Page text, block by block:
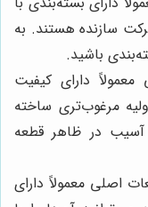
سازنده هستند. به
باشید.
دارای کیفیت
مرغوب‌تری ساخته
آسیب در ظاهر قطعه
اصلی معمولاً دارای